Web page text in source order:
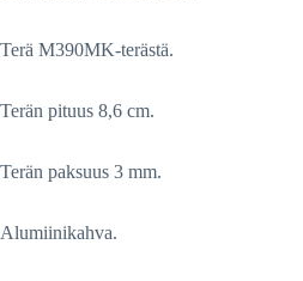
Terä M390MK-terästä.
Terän pituus 8,6 cm.
Terän paksuus 3 mm.
Alumiinikahva.